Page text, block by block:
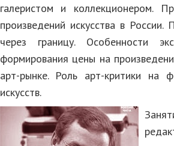
галеристом и коллекционером.
произведений искусства в
через границу. Особенности
формирования цены на
арт-рынке. Роль арт-критики на
искусств.